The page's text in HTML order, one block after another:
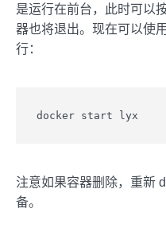
是运行在前台，此时可以
器也将退出。现在可以使
行：
docker start lyx
注意如果容器删除，重新
备。